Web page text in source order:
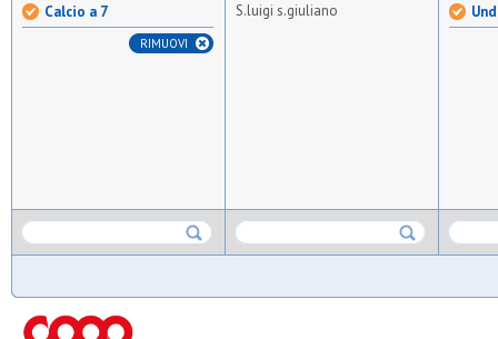
Calcio a 7
RIMUOVI
S.luigi s.giuliano